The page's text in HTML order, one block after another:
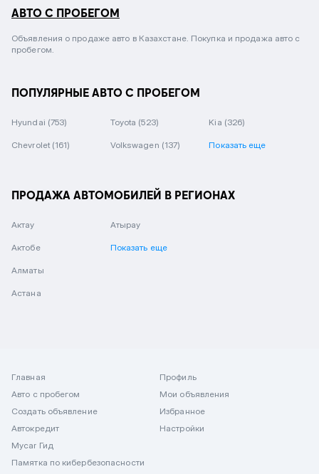
АВТО С ПРОБЕГОМ
Объявления о продаже авто в Казахстане. Покупка и продажа авто с
пробегом.
ПОПУЛЯРНЫЕ АВТО С ПРОБЕГОМ
Hyundai (753) Toyota (523) Kia (326)
Chevrolet (161) Volkswagen (137) Показать еще
ПРОДАЖА АВТОМОБИЛЕЙ В РЕГИОНАХ
Актау
Актобе
Алматы
Астана
Атырау
Показать еще
Главная
Авто с пробегом
Создать объявление
Автокредит
Mycar Гид
Памятка по кибербезопасности
Профиль
Мои объявления
Избранное
Настройки